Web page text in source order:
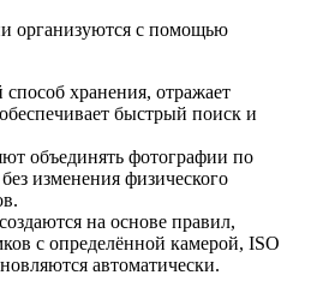
организуются с помощью
способ хранения, отражает
быстрый поиск и
объединять фотографии по
изменения физического
создаются на основе правил,
с определённой камерой, ISO
автоматически.